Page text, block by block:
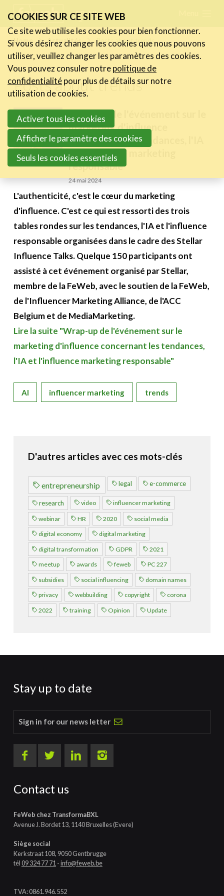
links
Jump
to
navigation
Jump
main
content
FR NL
Home Actualités Posts about trends
Posts about trends
Wrap-up de l'événement sur le
marketing d'influence
concernant les tendances, l'IA
et l'influence marketing
responsable
24 mai 2024
L'authenticité, c'est le cœur du marketing
d'influence. C'est ce qui est ressorti des trois
tables rondes sur les tendances, l'IA et l'influence
responsable organisées dans le cadre des Stellar
Influence Talks. Quelque 150 participants ont
assisté à cet événement organisé par Stellar,
membre de la FeWeb, avec le soutien de la FeWeb,
de l'Influencer Marketing Alliance, de l'ACC
Belgium et de MediaMarketing.
Lire la suite "Wrap-up de l'événement sur le
marketing d'influence concernant les tendances,
l'IA et l'influence marketing responsable"
AI influencer marketing trends
D'autres articles avec ces mots-clés
entrepreneurship legal e-commerce
research video influencer marketing
webinar HR 2020 social media
digital economy digital marketing
digital transformation GDPR 2021
meetup awards feweb PC 227
subsidies social influencing domain names
privacy webbuilding copyright corona
2022 training Opinion Update
Stay up to date
Sign in for our news letter
Contact us
FeWeb chez TransformaBXL
Avenue J. Bordet 13, 1140 Bruxelles (Evere)
Siège social
Kerkstraat 108, 9050 Gentbrugge
tél09 324 77 71 -info@feweb.be
TVA: 0861.946.552
Actualités
Les nouvelles du secteur
Les FeWeb Vidéos
Les Cases des membres
Activités
Cases Gallery
Le Toolbox
Annuaire prestataires
A propos
Become a member Account
COOKIES SUR CE SITE WEB
Ce site web utilise les cookies pour bien fonctionner.
Si vous désirez changer les cookies que nous pouvons
utiliser, veuillez changer les paramètres des cookies.
Vous pouvez consuler notrepolitique de
confidentialitépour plus de détails sur notre
utilisation de cookies.
Activer tous les cookies
Afficher le paramètre des cookies
Seuls les cookies essentiels